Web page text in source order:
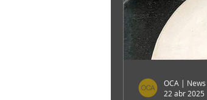
OCA | News
22 abr 2025